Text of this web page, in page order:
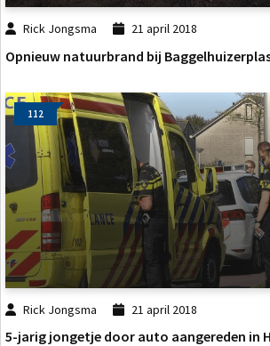
Rick Jongsma 21 april 2018
Opnieuw natuurbrand bij
112
Rick Jongsma 21 april 2018
5-jarig jongetje door auto aangereden in